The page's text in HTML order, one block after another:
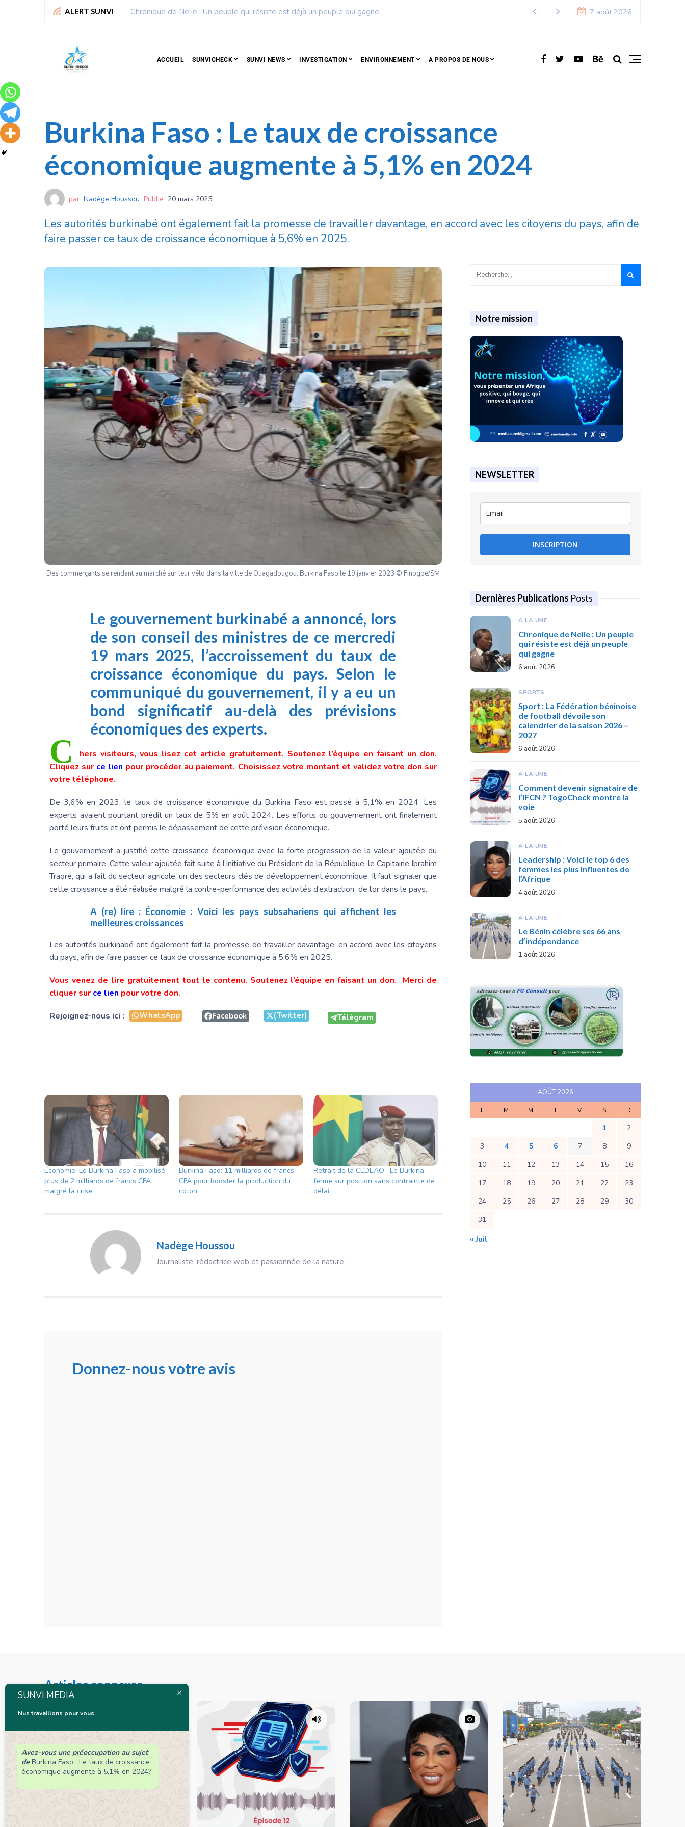
ALERT SUNVI Sport : La Fédération béninoise de football dévoile son calendrier de la saison 2026 – 2027 7 août 2026
ACCUEIL SUNVICHECK SUNVI NEWS INVESTIGATION ENVIRONNEMENT A PROPOS DE NOUS
Burkina Faso : Le taux de croissance
économique augmente à 5,1% en 2024
par Nadège Houssou Publié 20 mars 2025
Les autorités burkinabé ont également fait la promesse de travailler davantage, en accord avec les citoyens du pays, afin de
faire passer ce taux de croissance économique à 5,6% en 2025.
Des commerçants se rendant au marché sur leur vélo dans la ville de Ouagadougou, Burkina Faso le 19 janvier 2023 © Finogbé/SM
Le gouvernement burkinabé a annoncé, lors
de son conseil des ministres de ce mercredi
19 mars 2025, l’accroissement du taux de
croissance économique du pays. Selon le
communiqué du gouvernement, il y a eu un
bond significatif au-delà des prévisions
économiques des experts.
C
hers visiteurs, vous lisez cet article gratuitement. Soutenez l’équipe en faisant un don.
Cliquez sur ce lien pour procéder au paiement. Choisissez votre montant et validez votre don sur
votre téléphone.
De 3,6% en 2023, le taux de croissance économique du Burkina Faso est passé à 5,1% en 2024. Les
experts avaient pourtant prédit un taux de 5% en août 2024. Les efforts du gouvernement ont finalement
porté leurs fruits et ont permis le dépassement de cette prévision économique.
Le gouvernement a justifié cette croissance économique avec la forte progression de la valeur ajoutée du
secteur primaire. Cette valeur ajoutée fait suite à l’Initiative du Président de la République, le Capitaine Ibrahim
Traoré, qui a fait du secteur agricole, un des secteurs clés de développement économique. Il faut signaler que
cette croissance a été réalisée malgré la contre-performance des activités d’extraction de l’or dans le pays.
A (re) lire : Économie : Voici les pays subsahariens qui affichent les
meilleures croissances
Les autorités burkinabé ont également fait la promesse de travailler davantage, en accord avec les citoyens
du pays, afin de faire passer ce taux de croissance économique à 5,6% en 2025.
Vous venez de lire gratuitement tout le contenu. Soutenez l’équipe en faisant un don. Merci de
cliquer sur ce lien pour votre don.
Rejoignez-nous ici : WhatsApp Facebook (Twitter) Télégram
Économie: Le Burkina Faso a mobilisé
plus de 2 milliards de francs CFA
malgré la crise
Burkina Faso: 11 milliards de francs
CFA pour booster la production du
coton
Retrait de la CEDEAO : Le Burkina
ferme sur position sans contrainte de
délai
Nadège Houssou
Journaliste, rédactrice web et passionnée de la nature
Donnez-nous votre avis
Notre mission
NEWSLETTER
INSCRIPTION
Dernières Publications Posts
A LA UNE
Chronique de Nelie : Un peuple
qui résiste est déjà un peuple
qui gagne
6 août 2026
SPORTS
Sport : La Fédération béninoise
de football dévoile son
calendrier de la saison 2026 –
2027
6 août 2026
A LA UNE
Comment devenir signataire de
l’IFCN ? TogoCheck montre la
voie
5 août 2026
A LA UNE
Leadership : Voici le top 6 des
femmes les plus influentes de
l’Afrique
4 août 2026
A LA UNE
Le Bénin célèbre ses 66 ans
d’indépendance
1 août 2026
AOÛT 2026
L M M J V S D
1
2
3
4 5 6 7 8
9
10
11 12 13 14 15
16
17
18 19 20 21 22
23
24
25 26 27 28 29
30
31
« Juil
Articles connexes
SUNVI MEDIA
Nus travaillons pour vous
Avez-vous une préoccupation au sujet
de Burkina Faso : Le taux de croissance
économique augmente à 5,1% en 2024?